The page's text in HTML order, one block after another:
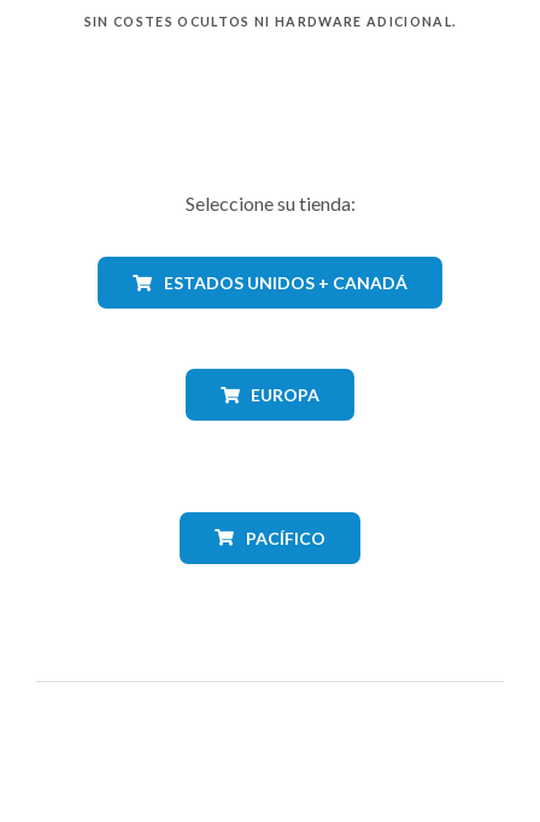
SIN COSTES OCULTOS NI HARDWARE ADICIONAL.
Seleccione su tienda:
ESTADOS UNIDOS + CANADÁ
EUROPA
PACÍFICO